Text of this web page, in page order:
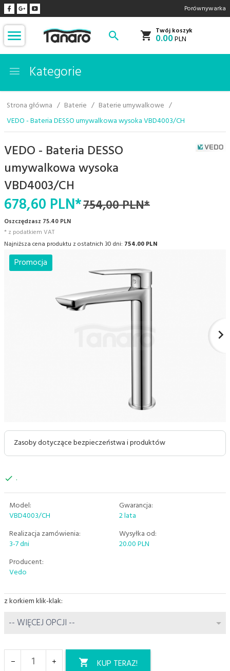
Porównywarka
Twój koszyk
0.00PLN
Kategorie
Strona główna Baterie
Baterie umywalkowe
VEDO - Bateria DESSO umywalkowa wysoka VBD4003/CH
VEDO - Bateria DESSO
umywalkowa wysoka
VBD4003/CH
678,60 PLN*754,00 PLN*
Oszczędzasz 75.40 PLN
* z podatkiem VAT
Najniższa cena produktu z ostatnich 30 dni: 754.00 PLN
Promocja
Zasoby dotyczące bezpieczeństwa i produktów
.
Model:
VBD4003/CH
Gwarancja:
2 lata
Realizacja zamówienia:
3-7 dni
Wysyłka od:
20.00 PLN
Producent:
Vedo
z korkiem klik-klak:
options[40]
-- WIĘCEJ OPCJI --
KUP TERAZ!